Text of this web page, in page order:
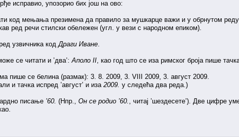
исправио, упозорио бих још на ово:
код мењања презимена да правило за мушкарце важи и у обрнутом
ред речи стилски обележен (угл. у вези с народном епиком).
узвичника код Драги Иване
се читати и ’два’: Аполо II , као год што се иза римског броја пише
пише се белина (размак): 3. 8. 2009, 3. VIII 2009, 3. август 2009.
и тачка испред ’август’ и иза 2009. у следећа два реда.)
писање ’60. (Нпр., Он се родио ’60.
, читај ’шездесете’). Две цифре